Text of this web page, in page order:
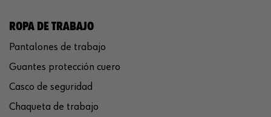
ROPA DE TRABAJO
Pantalones de trabajo
Guantes protección cuero
Casco de seguridad
Chaqueta de trabajo